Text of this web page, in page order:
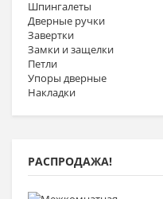
Шпингалеты
Дверные ручки
Завертки
Замки и защелки
Петли
Упоры дверные
Накладки
РАСПРОДАЖА!